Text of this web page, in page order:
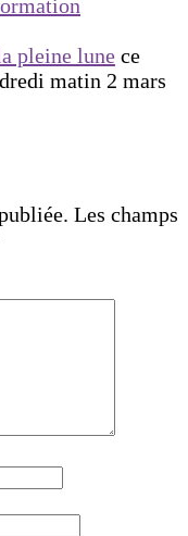
pleine lune ce
matin 2 mars
Les champs